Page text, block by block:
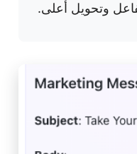
وتحويل أعلى.